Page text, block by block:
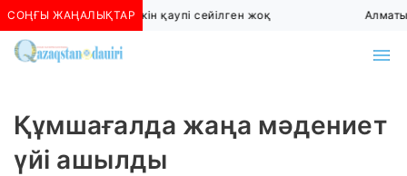
СОҢҒЫ ЖАҢАЛЫҚТАР
Алматыда көшкін қаупі сейілген жоқ Алматы
Құмшағалда жаңа мәдениет
үйі ашылды